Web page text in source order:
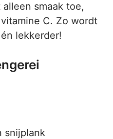
smaak toe,
C. Zo wordt
lekkerder!
snijplank